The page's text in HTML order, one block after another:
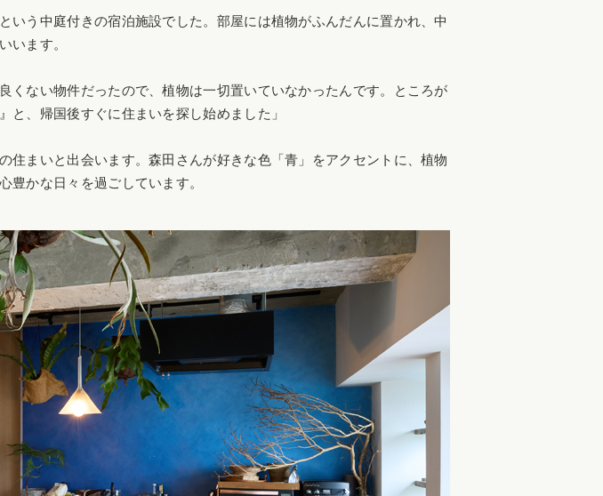
う中庭付きの宿泊施設でした。部屋には植物がふんだんに置かれ、中
います。
くない物件だったので、植物は一切置いていなかったんです。ところが
、帰国後すぐに住まいを探し始めました」
まいと出会います。森田さんが好きな色「青」をアクセントに、植物
豊かな日々を過ごしています。